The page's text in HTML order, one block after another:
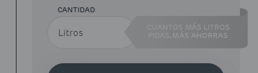
CANTIDAD
CUANTOS MÁS LITROS
MÁS AHORRAS